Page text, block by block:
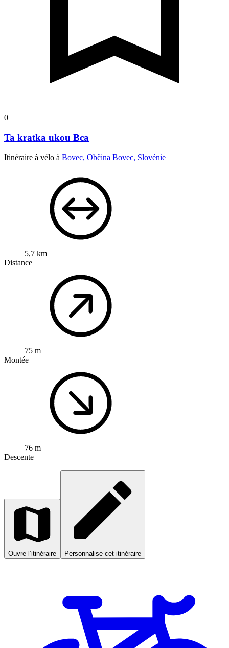
0
Ta kratka ukou Bca
Itinéraire à vélo à Bovec, Občina Bovec, Slovénie
5,7 km
Distance
75 m
Montée
76 m
Descente
Ouvre l’itinéraire Personnalise cet itinéraire